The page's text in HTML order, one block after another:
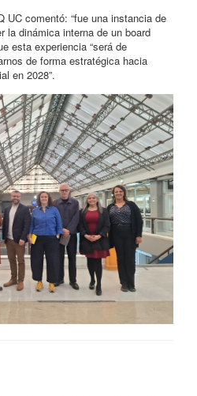
UC comentó: “fue una instancia de
la dinámica interna de un board
esta experiencia “será de
de forma estratégica hacia
en 2028”.